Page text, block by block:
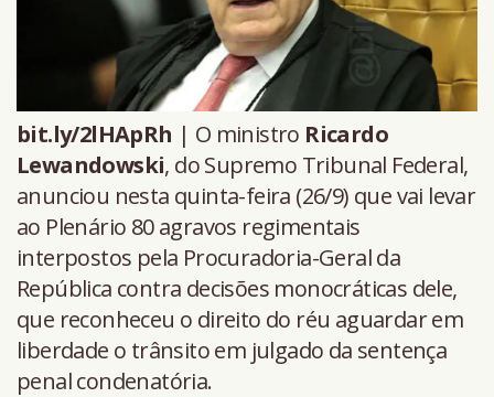
bit.ly/2lHApRh | O ministro Ricardo
Lewandowski, do Supremo Tribunal Federal,
anunciou nesta quinta-feira (26/9) que vai levar
ao Plenário 80 agravos regimentais
interpostos pela Procuradoria-Geral da
República contra decisões monocráticas dele,
que reconheceu o direito do réu aguardar em
liberdade o trânsito em julgado da sentença
penal condenatória.